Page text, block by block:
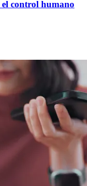
el control humano